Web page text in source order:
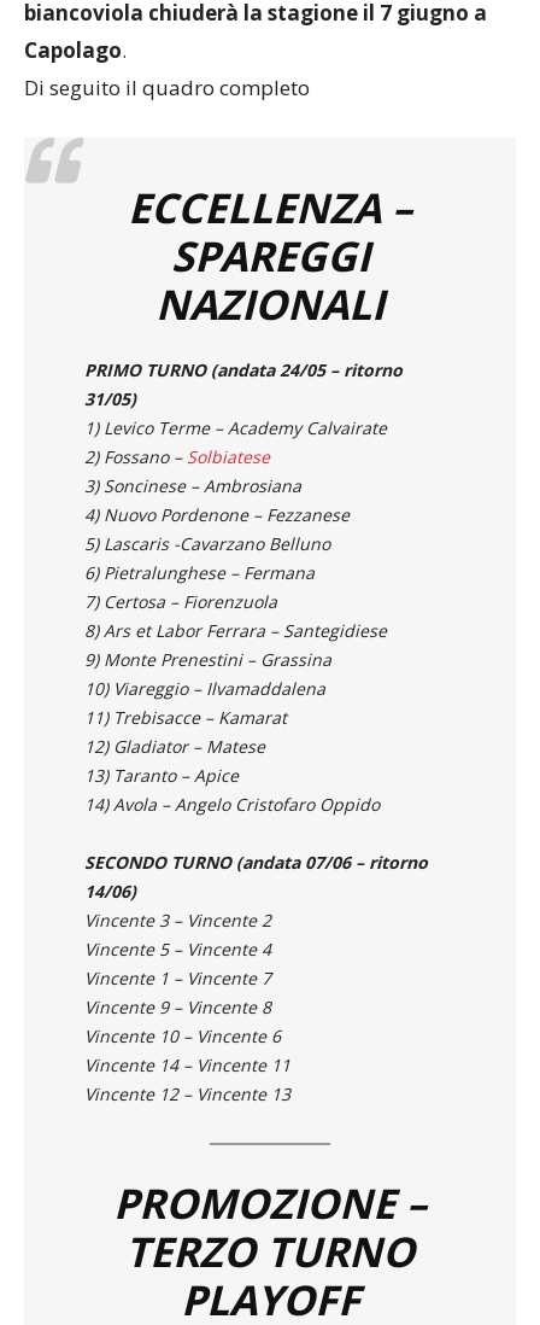
legnanese. La supersfida tra gialloblù e
biancoviola chiuderà la stagione il 7 giugno a
Capolago
Di seguito il quadro completo
ECCELLENZA –
SPAREGGI
NAZIONALI
PRIMO TURNO (andata 24/05 – ritorno
31/05)
1) Levico Terme – Academy Calvairate
2) Fossano –
Solbiatese
3) Soncinese – Ambrosiana
4) Nuovo Pordenone – Fezzanese
5) Lascaris -Cavarzano Belluno
6) Pietralunghese – Fermana
7) Certosa – Fiorenzuola
8) Ars et Labor Ferrara – Santegidiese
9) Monte Prenestini – Grassina
10) Viareggio – Ilvamaddalena
11) Trebisacce – Kamarat
12) Gladiator – Matese
13) Taranto – Apice
SECONDO TURNO (andata 07/06 – ritorno
14/06)
Vincente 3 – Vincente 2
Vincente 5 – Vincente 4
Vincente 1 – Vincente 7
Vincente 9 – Vincente 8
Vincente 10 – Vincente 6
Vincente 14 – Vincente 11
Vincente 12 – Vincente 13
PROMOZIONE –
TERZO TURNO